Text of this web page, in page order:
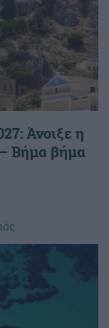
Άνοιξε η
– Βήμα βήμα